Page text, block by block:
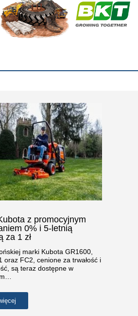
z promocyjnym
0% i 5-letnią
za 1 zł
marki Kubota GR1600,
oraz FC2, cenione za trwałość i
są teraz dostępne w